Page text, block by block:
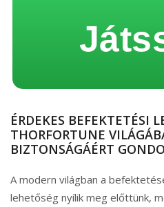
ÉRDEKES BEFEKTETÉSI
THORFORTUNE
BIZTONSÁGÁÉRT
A modern világban a
lehetőség nyílik meg előttünk,